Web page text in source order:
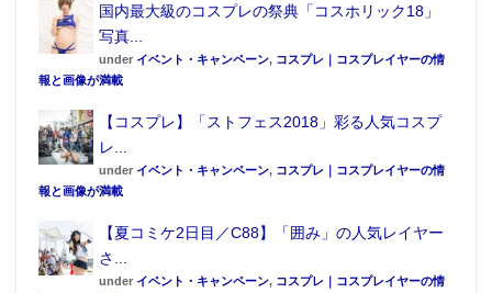
国内最大級のコスプレの祭典「コスホリック18」
写真...
under イベント・キャンペーン, コスプレ｜コスプレイヤーの情
報と画像が満載
【コスプレ】「ストフェス2018」彩る人気コスプ
レ...
under イベント・キャンペーン, コスプレ｜コスプレイヤーの情
報と画像が満載
【夏コミケ2日目／C88】「囲み」の人気レイヤー
さ...
under イベント・キャンペーン, コスプレ｜コスプレイヤーの情